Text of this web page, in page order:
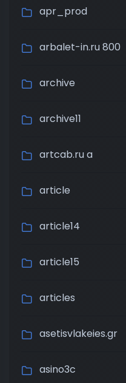
apr_prod
arbalet-in.ru 800
archive
archive11
artcab.ru a
article
article14
article15
articles
asetisvlakeies.gr
asino3c